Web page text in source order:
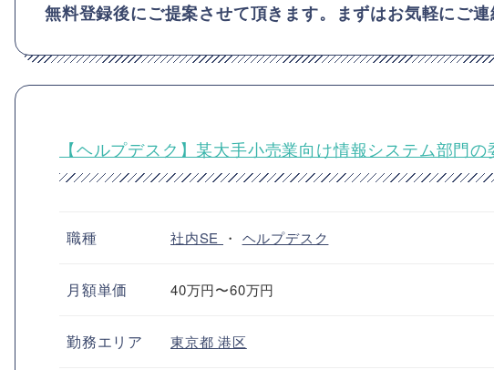
無料登録後にご提案させて頂きます。まずはお気軽にご連
【ヘルプデスク】某大手小売業向け情報システム部門の
職種 社内SE ・ ヘルプデスク
月額単価 40万円〜60万円
勤務エリア 東京都港区